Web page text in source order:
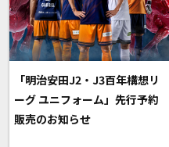
「明治安田J2・J3百年構想リ
ーグ ユニフォーム」先行予約
販売のお知らせ